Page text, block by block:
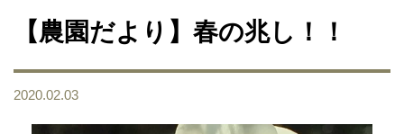
【農園だより】春の兆し！！
2020.02.03